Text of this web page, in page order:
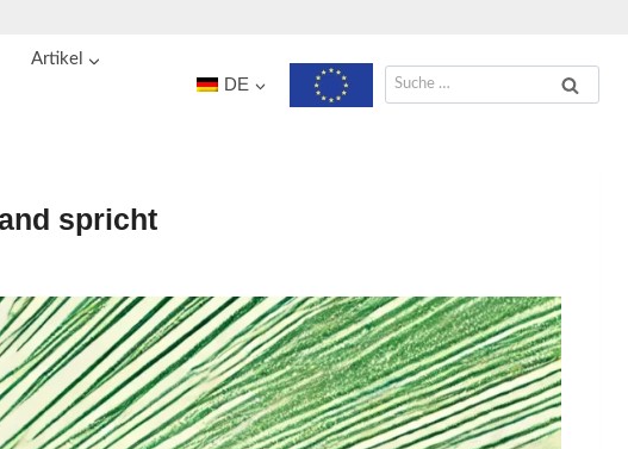
Artikel
DE
Suche
nach:
spricht